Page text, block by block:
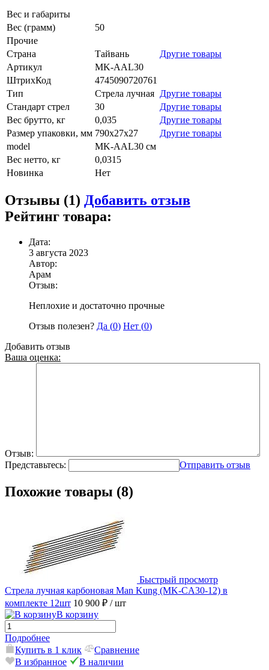
Вес и габариты
Вес (грамм)
50
Прочие
Страна
Тайвань
Другие товары
Артикул
MK-AAL30
ШтрихКод
4745090720761
Тип
Стрела лучная Другие товары
Стандарт стрел
30
Другие товары
Вес брутто, кг
0,035
Другие товары
Размер упаковки, мм 790х27х27
Другие товары
model
MK-AAL30 см
Вес нетто, кг
0,0315
Новинка
Нет
Отзывы (1) Добавить отзыв
Рейтинг товара:
Дата:
3 августа 2023
Автор:
Арам
Отзыв:
Неплохие и достаточно прочные
Отзыв полезен? Да (0) Нет (0)
Добавить отзыв
Ваша оценка:
Отзыв:
Представьтесь:
Отправить отзыв
Похожие товары (8)
Быстрый просмотр
Стрела лучная карбоновая Man Kung (MK-CA30-12) в
комплекте 12шт 10 900 ₽ / шт
В корзину
Подробнее
Купить в 1 клик
Сравнение
В избранное
В наличии